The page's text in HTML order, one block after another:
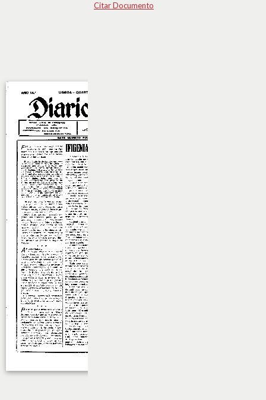
Citar Documento